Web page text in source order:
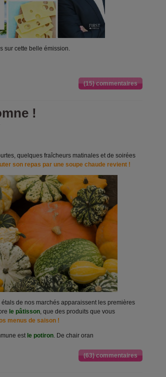
sur cette belle émission.
(15) commentaires
!
quelques fraîcheurs matinales et de soirées
son repas par une soupe chaude revient !
de nos marchés apparaissent les premières
le pâtisson, que des produits que vous
menus de saison !
est le potiron. De chair oran
(63) commentaires